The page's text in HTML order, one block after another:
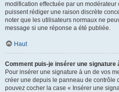
modification effectuée par un modérateur
puissent rédiger une raison discrète
noter que les utilisateurs normaux ne
message si une réponse a été publiée.
Haut
Comment puis-je insérer une signature
Pour insérer une signature à un de vos
créer une depuis le panneau de contrôle
pouvez cocher la case « Insérer une